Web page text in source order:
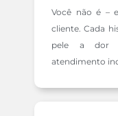
Você não é –
cliente. Cada
pele a dor
atendimento